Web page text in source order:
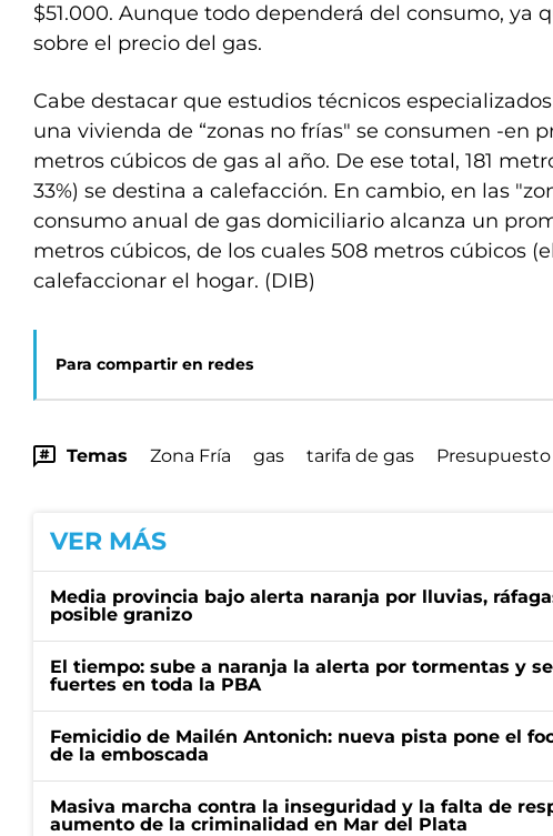
$51.000. Aunque todo dependerá del consumo, ya
sobre el precio del gas.
Cabe destacar que estudios técnicos
una vivienda de “zonas no frías" se consumen -en
metros cúbicos de gas al año. De ese total, 181
33%) se destina a calefacción. En cambio, en las
consumo anual de gas domiciliario alcanza un
metros cúbicos, de los cuales 508 metros cúbicos
calefaccionar el hogar. (DIB)
Para compartir en redes
Temas Zona Fría gas tarifa de gas
VER MÁS
Media provincia bajo alerta naranja por lluvias,
posible granizo
El tiempo: sube a naranja la alerta por tormentas y
fuertes en toda la PBA
Femicidio de Mailén Antonich: nueva pista pone el
de la emboscada
Masiva marcha contra la inseguridad y la falta de
aumento de la criminalidad en Mar del Plata